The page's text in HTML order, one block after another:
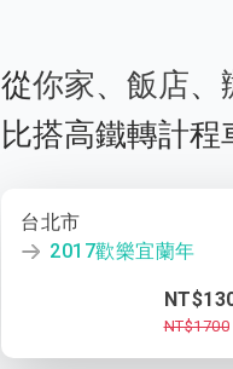
從你家、 飯店、
比搭高鐵轉計程
台北市
2017歡樂宜蘭年
NT$1700